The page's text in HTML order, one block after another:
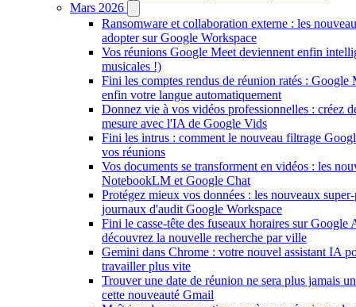
Mars 2026
Ransomware et collaboration externe : les
adopter sur Google Workspace
Vos réunions Google Meet deviennent enfin
musicales !)
Fini les comptes rendus de réunion ratés : Google
enfin votre langue automatiquement
Donnez vie à vos vidéos professionnelles : créez
mesure avec l'IA de Google Vids
Fini les intrus : comment le nouveau filtrage
vos réunions
Vos documents se transforment en vidéos : les
NotebookLM et Google Chat
Protégez mieux vos données : les nouveaux
journaux d'audit Google Workspace
Fini le casse-tête des fuseaux horaires sur Google
découvrez la nouvelle recherche par ville
Gemini dans Chrome : votre nouvel assistant IA
travailler plus vite
Trouver une date de réunion ne sera plus jamais
cette nouveauté Gmail